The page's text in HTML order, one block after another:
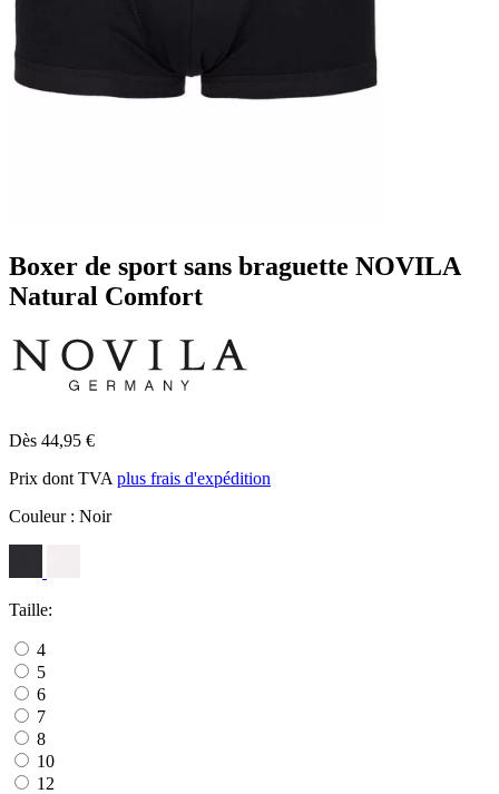
Boxer de sport sans braguette NOVILA
Natural Comfort
Dès 44,95 €
Prix dont TVA plus frais d'expédition
Couleur : Noir
Taille:
4
5
6
7
8
10
12